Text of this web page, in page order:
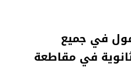
في جميع
في مقاطعة